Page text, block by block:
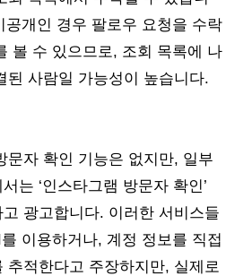
공개인 경우 팔로우 요청을 수락
볼 수 있으므로, 조회 목록에 나
된 사람일 가능성이 높습니다.
문자 확인 기능은 없지만, 일부
는 ‘인스타그램 방문자 확인’
광고합니다. 이러한 서비스들
이용하거나, 계정 정보를 직접
추적한다고 주장하지만, 실제로